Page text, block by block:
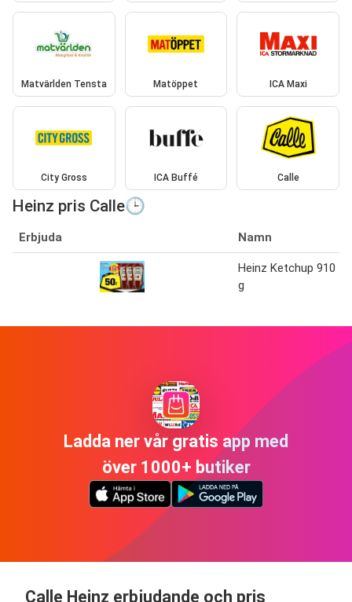
Matvärlden Tensta Matöppet ICA Maxi
City Gross ICA Buffé Calle
Heinz pris Calle🕒
Erbjuda Namn
Heinz Ketchup 910
g
Ladda ner vår gratis app med
över 1000+ butiker
Calle Heinz erbjudande och pris